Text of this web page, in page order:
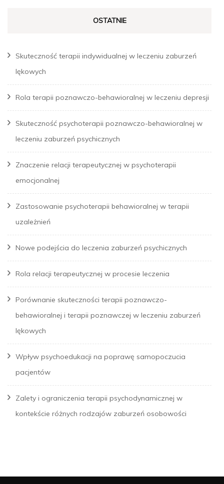
OSTATNIE
Skuteczność terapii indywidualnej w leczeniu zaburzeń
lękowych
Rola terapii poznawczo-behawioralnej w leczeniu depresji
Skuteczność psychoterapii poznawczo-behawioralnej w
leczeniu zaburzeń psychicznych
Znaczenie relacji terapeutycznej w psychoterapii
emocjonalnej
Zastosowanie psychoterapii behawioralnej w terapii
uzależnień
Nowe podejścia do leczenia zaburzeń psychicznych
Rola relacji terapeutycznej w procesie leczenia
Porównanie skuteczności terapii poznawczo-
behawioralnej i terapii poznawczej w leczeniu zaburzeń
lękowych
Wpływ psychoedukacji na poprawę samopoczucia
pacjentów
Zalety i ograniczenia terapii psychodynamicznej w
kontekście różnych rodzajów zaburzeń osobowości